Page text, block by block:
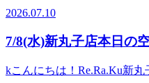
でお身体をほぐし、暑い夏
帯でご案内できます♪細かな
ます♪ご予約はコチラ＿＿
２-３ハイツ佐藤 １F（新丸
体調を崩さないように気を
ンパケア」について紹介い
香料のジェルを使い、直接
の原因になりやすい筋肉を
2026.07.10
7/8(水)新丸子店本日の
kこんにちは！Re.Ra.Ku新